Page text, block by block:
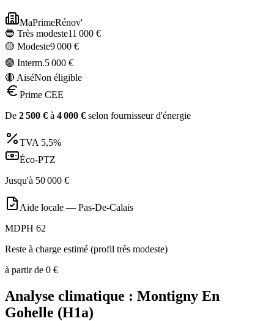
MaPrimeRénov'
🔵 Très modeste11 000 €
🟡 Modeste9 000 €
🟣 Interm.5 000 €
🔴 AiséNon éligible
Prime CEE
De 2 500 € à 4 000 € selon fournisseur d'énergie
TVA 5,5%
Éco-PTZ
Jusqu'à 50 000 €
Aide locale — Pas-De-Calais
MDPH 62
Reste à charge estimé (profil très modeste)
à partir de 0 €
Analyse climatique : Montigny En
Gohelle (H1a)